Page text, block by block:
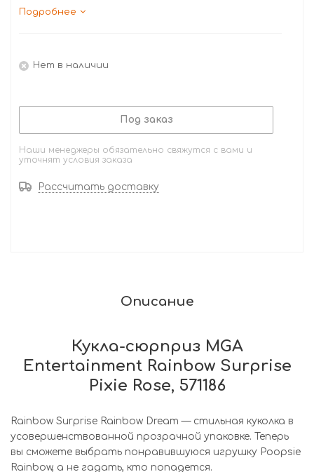
Подробнее
Нет в наличии
Под заказ
Наши менеджеры обязательно свяжутся с вами и
уточнят условия заказа
Рассчитать доставку
Описание
Кукла-сюрприз MGA
Entertainment Rainbow Surprise
Pixie Rose, 571186
Rainbow Surprise Rainbow Dream — стильная куколка в
усовершенствованной прозрачной упаковке. Теперь
вы сможете выбрать понравившуюся игрушку Poopsie
Rainbow, а не гадать, кто попадется.